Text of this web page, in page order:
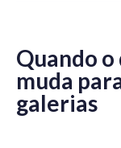
Quando o
muda
galerias